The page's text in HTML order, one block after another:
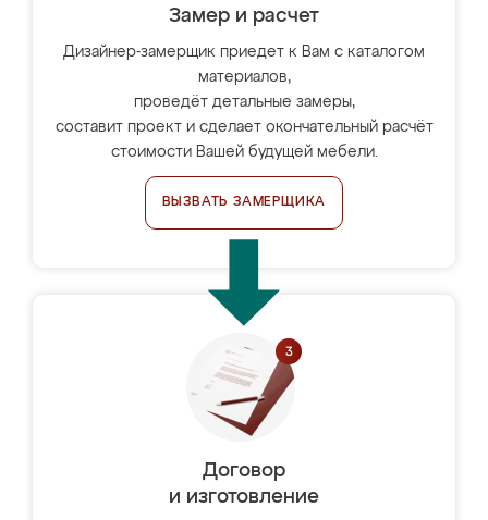
Замер и расчет
Дизайнер-замерщик приедет к Вам с каталогом
материалов,
проведёт детальные замеры,
составит проект и сделает окончательный расчёт
стоимости Вашей будущей мебели.
ВЫЗВАТЬ ЗАМЕРЩИКА
Договор
и изготовление